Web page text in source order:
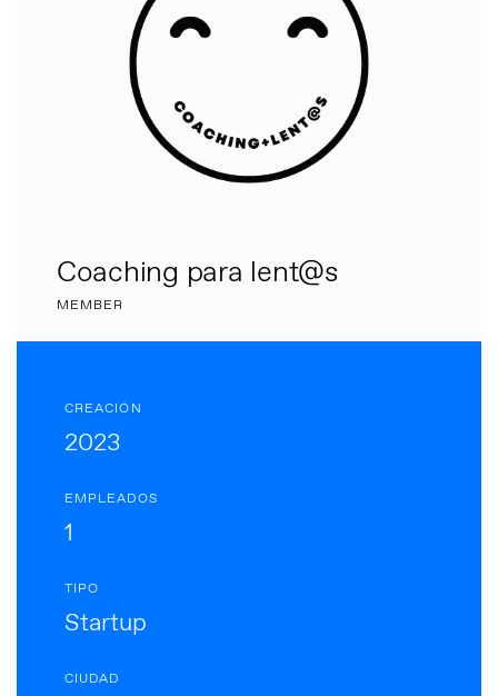
Coaching para lent@s
MEMBER
CREACIÓN
2023
EMPLEADOS
1
TIPO
Startup
CIUDAD